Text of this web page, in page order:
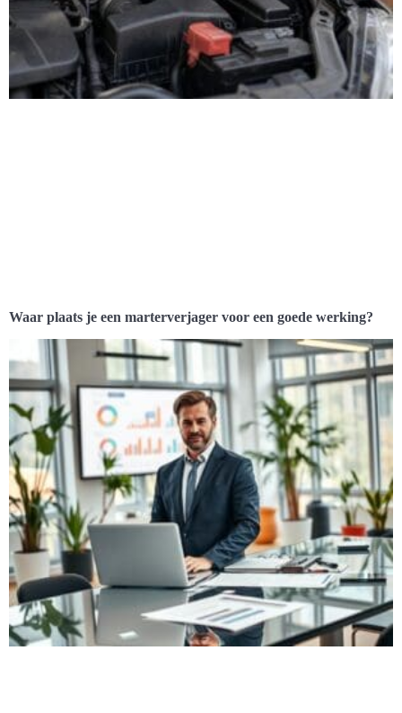
Waar plaats je een marterverjager voor een goede werking?